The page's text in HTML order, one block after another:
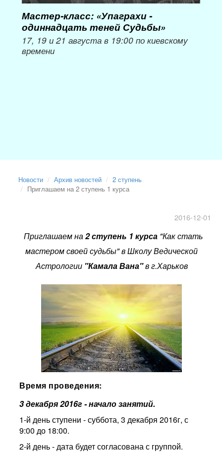
Мастер-класс: «Упаграхи -
одиннадцать теней Судьбы»
17, 19 и 21 августа в 19:00 по киевскому
времени
Новости Архив новостей
2 ступень
Приглашаем на 2 ступень 1 курса
2016-12-01
Приглашаем на2 ступень 1 курса"Как стать
мастером своей судьбы" в Школу Ведической
Астрологии "Камала Вана"в г.Харьков
Время проведения:
3 декабря 2016г - начало занятий.
1-й день ступени - суббота, 3 декабря 2016г, с
9:00 до 18:00.
2-й день - дата будет согласована с группой.